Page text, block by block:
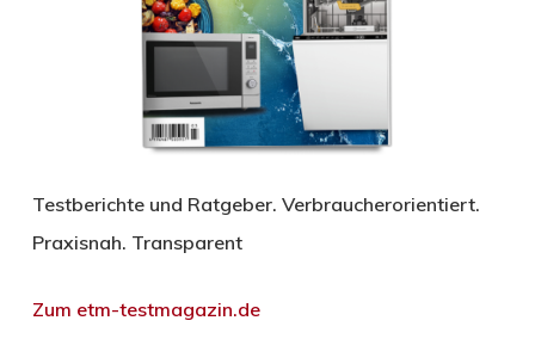
Testberichte und Ratgeber. Verbraucherorientiert.
Praxisnah. Transparent
Zum etm-testmagazin.de